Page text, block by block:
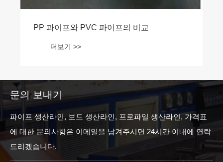
PP 파이프와 PVC 파이프의 비교
더보기 >>
문의 보내기
파이프 생산라인, 보드 생산라인, 프로파일 생산라인, 가격표
에 대한 문의사항은 이메일을 남겨주시면 24시간 이내에 연락
드리겠습니다.